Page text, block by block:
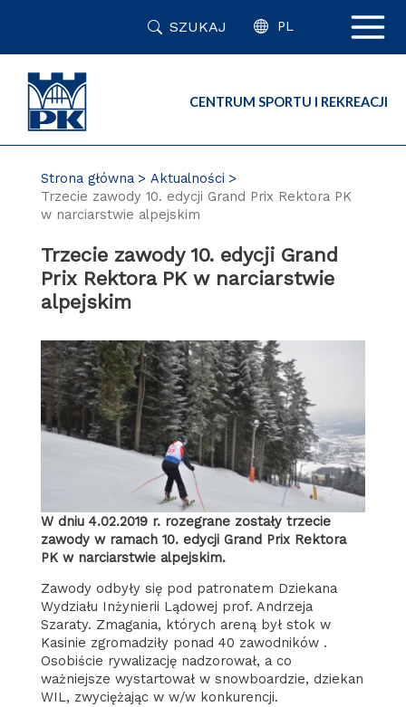
SZUKAJ PL
CENTRUM SPORTU I REKREACJI
Strona główna
Aktualności
Trzecie zawody 10. edycji Grand Prix Rektora PK
w narciarstwie alpejskim
Trzecie zawody 10. edycji Grand
Prix Rektora PK w narciarstwie
alpejskim
W dniu 4.02.2019 r. rozegrane zostały trzecie
zawody w ramach 10. edycji Grand Prix Rektora
PK w narciarstwie alpejskim.
Zawody odbyły się pod patronatem Dziekana
Wydziału Inżynierii Lądowej prof. Andrzeja
Szaraty. Zmagania, których areną był stok w
Kasinie zgromadziły ponad 40 zawodników .
Osobiście rywalizację nadzorował, a co
ważniejsze wystartował w snowboardzie, dziekan
WIL, zwyciężając w w/w konkurencji.